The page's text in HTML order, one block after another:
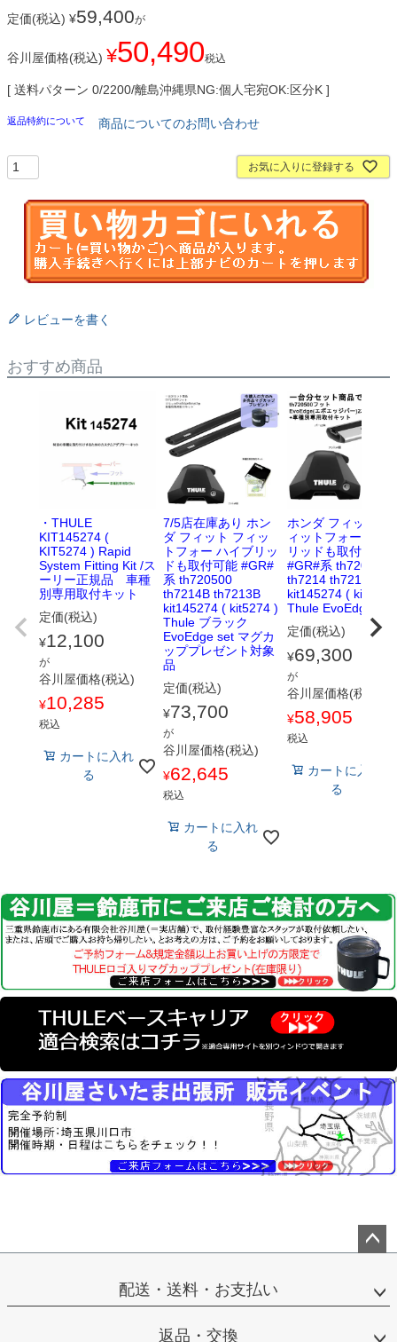
定価(税込) ¥59,400が
谷川屋価格(税込) ¥50,490税込
送料パターン 0/2200/離島沖縄県NG:個人宅宛OK:区分K
返品特約について 商品についてのお問い合わせ
お気に入りに登録する
レビューを書く
おすすめ商品
・THULE
KIT145274 (
KIT5274 ) Rapid
System Fitting Kit /ス
ーリー正規品 車種
別専用取付キット
定価(税込)
¥12,100
が
谷川屋価格(税込)
¥10,285
税込
カートに入れ
る
7/5店在庫あり ホン
ダ フィット フィッ
トフォー ハイブリッ
ドも取付可能 #GR#
系 th720500
th7214B th7213B
kit145274 ( kit5274 )
Thule ブラック
EvoEdge set マグカ
ッププレゼント対象
品
定価(税込)
¥73,700
が
谷川屋価格(税込)
¥62,645
税込
カートに入れ
る
ホンダ フィット フ
ィットフォー ハイ
リッドも取付可能
#GR#系 th720500
th7214 th7213
kit145274 ( kit5274
Thule EvoEdge set
定価(税込)
¥69,300
が
谷川屋価格(税込)
¥58,905
税込
カートに入れ
る
ップ
配送・送料・お支払い
返品・交換